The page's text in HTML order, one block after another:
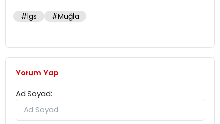
#lgs #Muğla
Yorum Yap
Ad Soyad: